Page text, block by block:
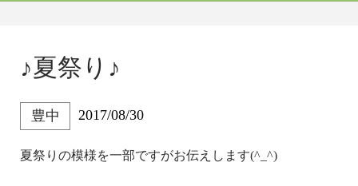
♪夏祭り♪
豊中 2017/08/30
夏祭りの模様を一部ですがお伝えします(^_^)